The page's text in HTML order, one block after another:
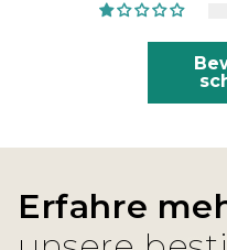
Erfahre